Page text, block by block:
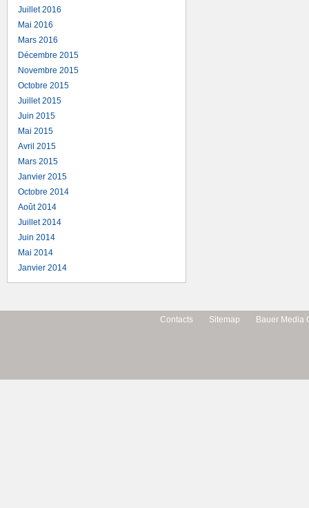
Juillet 2016
Mai 2016
Mars 2016
Décembre 2015
Novembre 2015
Octobre 2015
Juillet 2015
Juin 2015
Mai 2015
Avril 2015
Mars 2015
Janvier 2015
Octobre 2014
Août 2014
Juillet 2014
Juin 2014
Mai 2014
Janvier 2014
Contacts Sitemap Bauer Media